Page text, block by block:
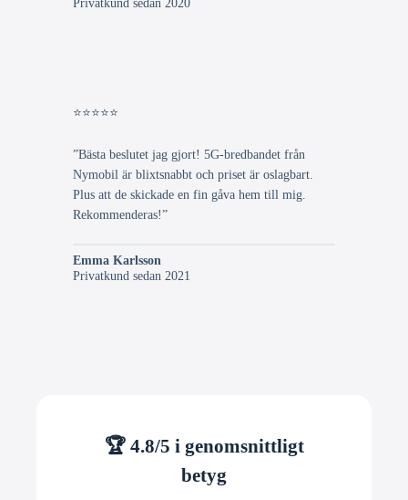
⭐⭐⭐⭐⭐
”Bästa beslutet jag gjort! 5G-bredbandet från
Nymobil är blixtsnabbt och priset är oslagbart.
Plus att de skickade en fin gåva hem till mig.
Rekommenderas!”
Emma Karlsson
Privatkund sedan 2021
🏆 4.8/5 i genomsnittligt
betyg